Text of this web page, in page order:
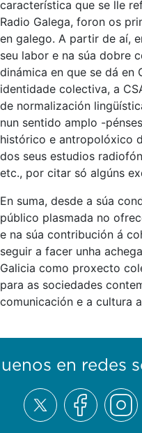
característica que se lle
Radio Galega, foron os
en galego. A partir de aí,
seu labor e na súa dobre
dinámica en que se dá en
identidade colectiva, a
de normalización
nun sentido amplo -
histórico e antropolóxico
dos seus estudios
etc., por citar só algúns
En suma, desde a súa
público plasmada no
e na súa contribución á
seguir a facer unha
Galicia como proxecto
para as sociedades
comunicación e a cultura
en redes